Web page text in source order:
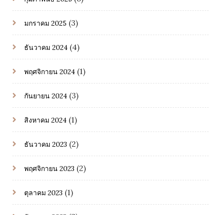
มกราคม 2025 (3)
ธันวาคม 2024 (4)
พฤศจิกายน 2024 (1)
กันยายน 2024 (3)
สิงหาคม 2024 (1)
ธันวาคม 2023 (2)
พฤศจิกายน 2023 (2)
ตุลาคม 2023 (1)